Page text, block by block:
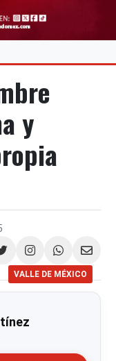
y
VALLE DE MÉXICO